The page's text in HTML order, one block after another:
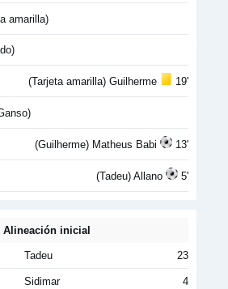
amarilla)
(Tarjeta amarilla) Guilherme 19'
(Guilherme) Matheus Babi 13'
(Tadeu) Allano 5'
Alineación inicial
Tadeu 23
Sidimar 4